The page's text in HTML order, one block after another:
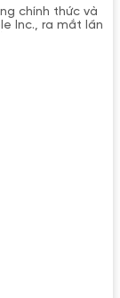
chính thức và
Inc., ra mắt lần
phẩm và dịch
từng bước một